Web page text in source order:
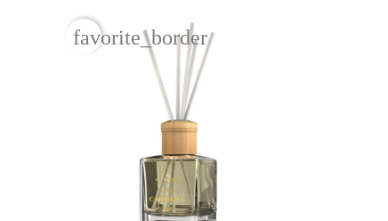
favorite_border